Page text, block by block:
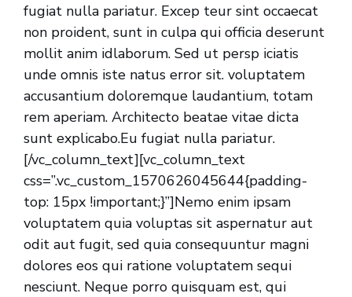
fugiat nulla pariatur. Excep teur sint occaecat
non proident, sunt in culpa qui officia deserunt
mollit anim idlaborum. Sed ut persp iciatis
unde omnis iste natus error sit. voluptatem
accusantium doloremque laudantium, totam
rem aperiam. Architecto beatae vitae dicta
sunt explicabo.Eu fugiat nulla pariatur.
[/vc_column_text][vc_column_text
css=”.vc_custom_1570626045644{padding-
top: 15px !important;}”]Nemo enim ipsam
voluptatem quia voluptas sit aspernatur aut
odit aut fugit, sed quia consequuntur magni
dolores eos qui ratione voluptatem sequi
nesciunt. Neque porro quisquam est, qui